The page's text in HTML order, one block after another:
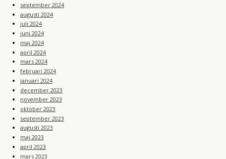
september 2024
augusti 2024
juli 2024
juni 2024
maj 2024
april 2024
mars 2024
februari 2024
januari 2024
december 2023
november 2023
oktober 2023
september 2023
augusti 2023
maj 2023
april 2023
mars 2023